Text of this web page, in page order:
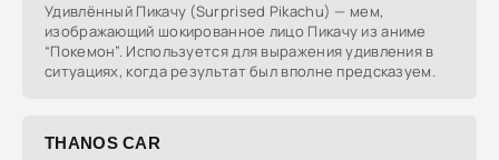
Удивлённый Пикачу (Surprised Pikachu) — мем,
изображающий шокированное лицо Пикачу из аниме
“Покемон”. Используется для выражения удивления в
ситуациях, когда результат был вполне предсказуем.
THANOS CAR